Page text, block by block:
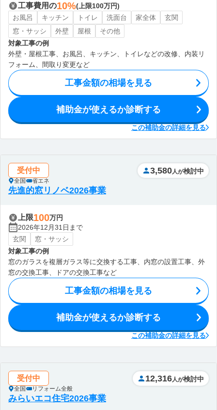
工事費用の10%(上限100万円)
お風呂
キッチン トイレ 洗面台 家全体
玄関
窓・サッシ
外壁 屋根
その他
対象工事の例
外壁・屋根工事、お風呂、キッチン、トイレなどの改修、内装リ
フォーム、間取り変更など
工事金額の相場を見る
補助金が使えるか診断する
この補助金の詳細を見る
受付中
全国 省エネ
3,580 人が検討中
先進的窓リノベ2026事業
上限100万円
2026年12月31日まで
玄関
窓・サッシ
対象工事の例
窓のガラスを複層ガラス等に交換する工事、内窓の設置工事、外
窓の交換工事、ドアの交換工事など
工事金額の相場を見る
補助金が使えるか診断する
この補助金の詳細を見る
受付中
全国 リフォーム全般
12,316 人が検討中
みらいエコ住宅2026事業